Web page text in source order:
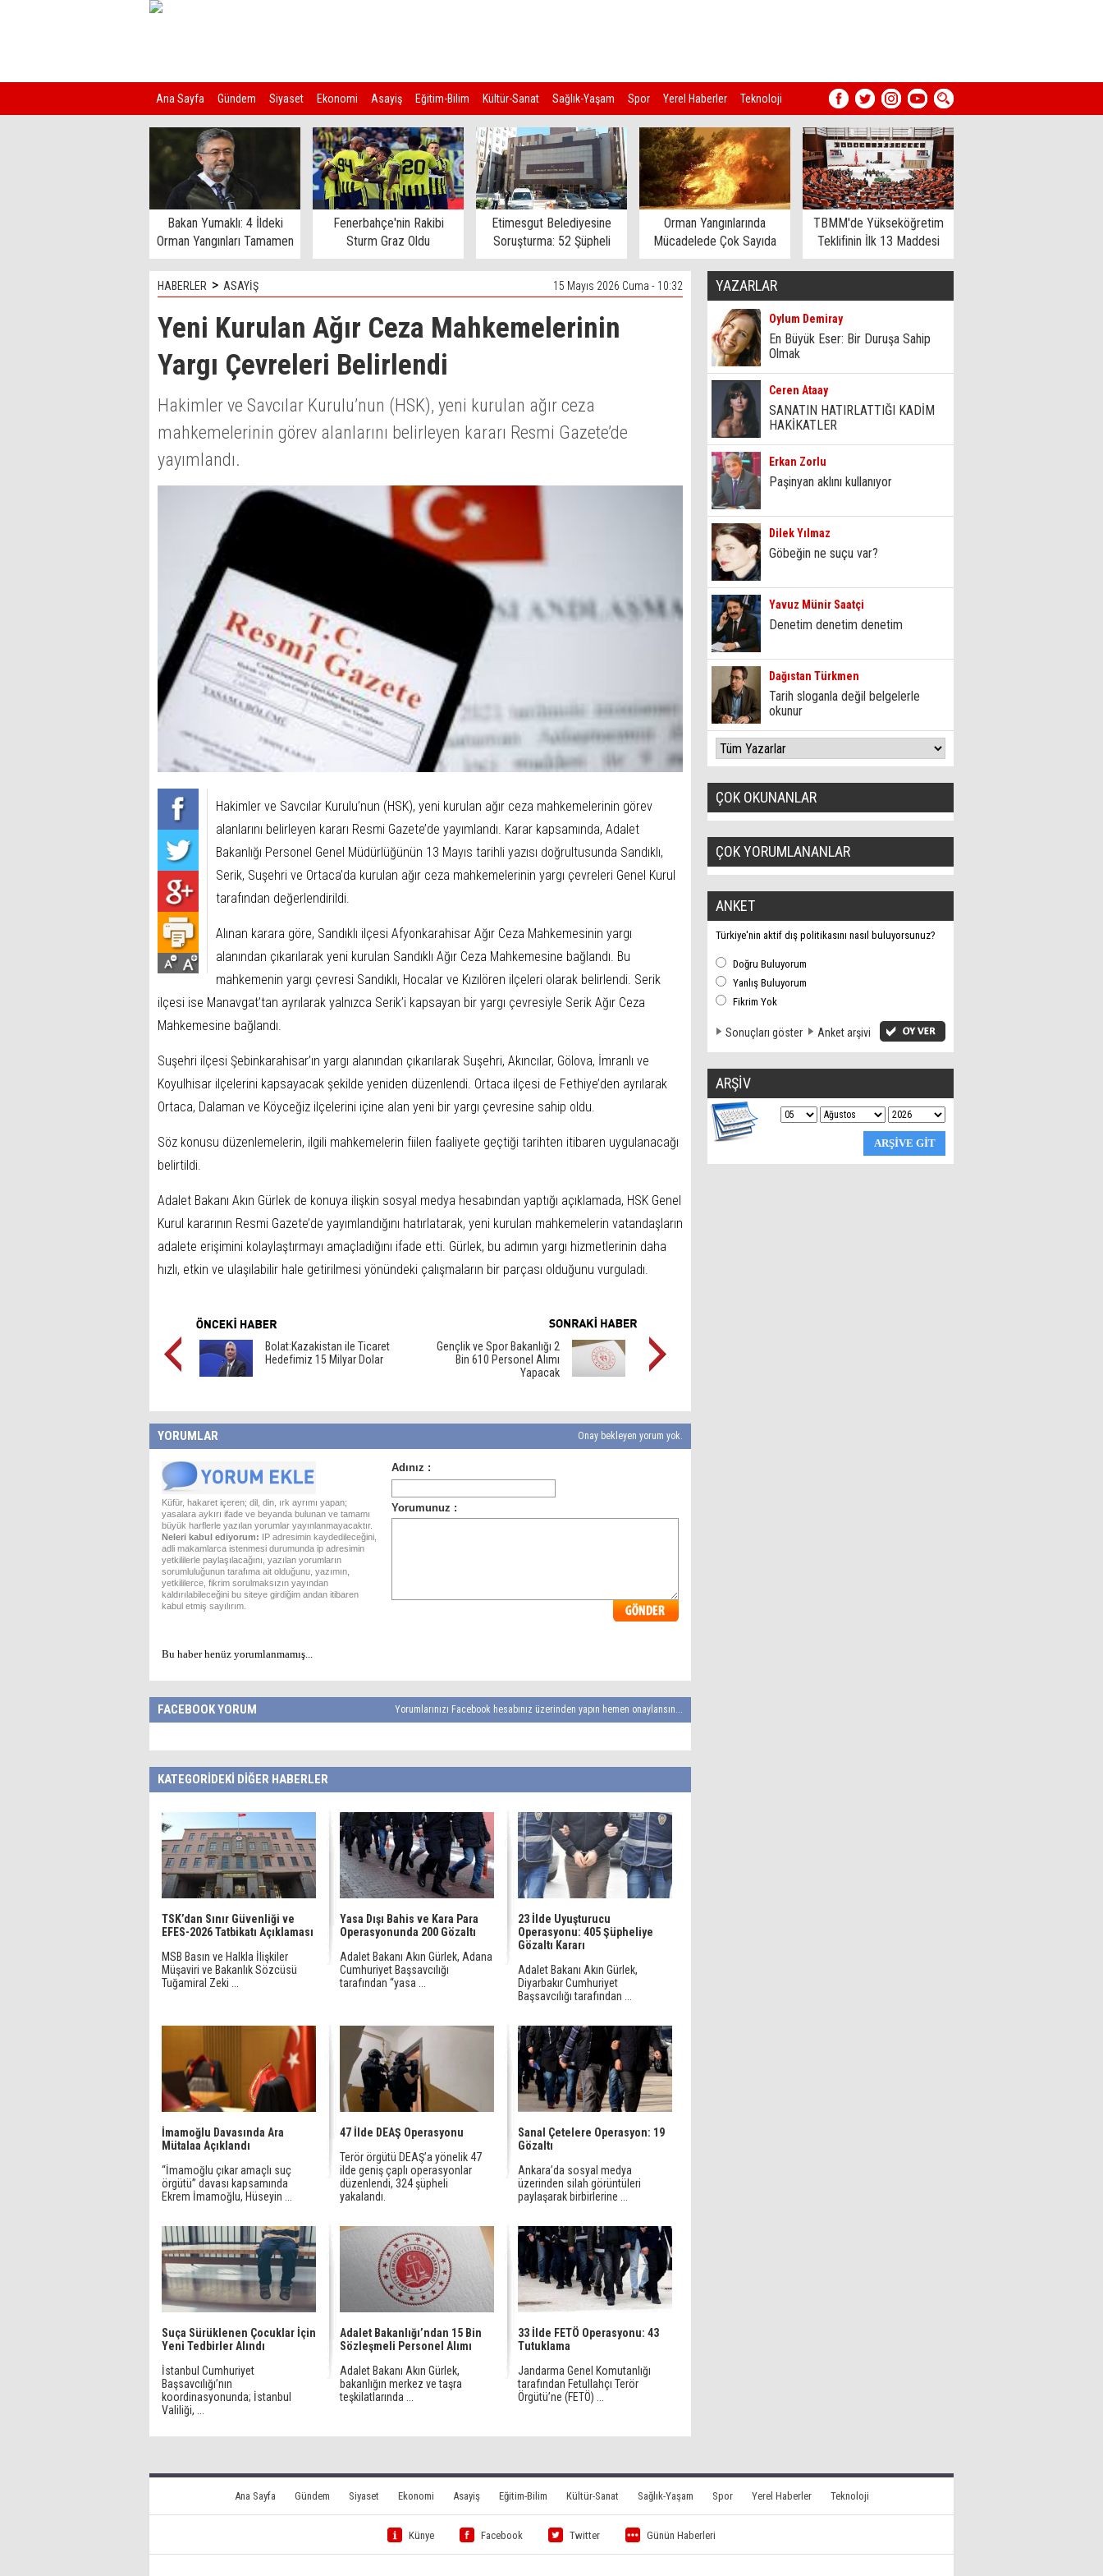
Ana Sayfa Gündem Siyaset Ekonomi Asayiş Eğitim-Bilim Kültür-Sanat Sağlık-Yaşam Spor Yerel Haberler Teknoloji
Kim Kimdir?
Bakan Yumaklı: 4 İldeki
Orman Yangınları Tamamen
Kontrol Altında
Fenerbahçe'nin Rakibi
Sturm Graz Oldu
Etimesgut Belediyesine
Soruşturma: 52 Şüpheli
Gözaltına Alındı
Orman Yangınlarında
Mücadelede Çok Sayıda
Ev Tahliye Edildi
TBMM'de Yükseköğretim
Teklifinin İlk 13 Maddesi
Kabul Edildi
HABERLER > ASAYİŞ 15 Mayıs 2026 Cuma - 10:32
Yeni Kurulan Ağır Ceza Mahkemelerinin
Yargı Çevreleri Belirlendi
Hakimler ve Savcılar Kurulu’nun (HSK), yeni kurulan ağır ceza
mahkemelerinin görev alanlarını belirleyen kararı Resmi Gazete’de
yayımlandı.
Hakimler ve Savcılar Kurulu’nun (HSK), yeni kurulan ağır ceza mahkemelerinin görev
alanlarını belirleyen kararı Resmi Gazete’de yayımlandı. Karar kapsamında, Adalet
Bakanlığı Personel Genel Müdürlüğünün 13 Mayıs tarihli yazısı doğrultusunda Sandıklı,
Serik, Suşehri ve Ortaca’da kurulan ağır ceza mahkemelerinin yargı çevreleri Genel Kurul
tarafından değerlendirildi.
Alınan karara göre, Sandıklı ilçesi Afyonkarahisar Ağır Ceza Mahkemesinin yargı
alanından çıkarılarak yeni kurulan Sandıklı Ağır Ceza Mahkemesine bağlandı. Bu
mahkemenin yargı çevresi Sandıklı, Hocalar ve Kızılören ilçeleri olarak belirlendi. Serik
ilçesi ise Manavgat’tan ayrılarak yalnızca Serik’i kapsayan bir yargı çevresiyle Serik Ağır Ceza
Mahkemesine bağlandı.
Suşehri ilçesi Şebinkarahisar’ın yargı alanından çıkarılarak Suşehri, Akıncılar, Gölova, İmranlı ve
Koyulhisar ilçelerini kapsayacak şekilde yeniden düzenlendi. Ortaca ilçesi de Fethiye’den ayrılarak
Ortaca, Dalaman ve Köyceğiz ilçelerini içine alan yeni bir yargı çevresine sahip oldu.
Söz konusu düzenlemelerin, ilgili mahkemelerin fiilen faaliyete geçtiği tarihten itibaren uygulanacağı
belirtildi.
Adalet Bakanı Akın Gürlek de konuya ilişkin sosyal medya hesabından yaptığı açıklamada, HSK Genel
Kurul kararının Resmi Gazete’de yayımlandığını hatırlatarak, yeni kurulan mahkemelerin vatandaşların
adalete erişimini kolaylaştırmayı amaçladığını ifade etti. Gürlek, bu adımın yargı hizmetlerinin daha
hızlı, etkin ve ulaşılabilir hale getirilmesi yönündeki çalışmaların bir parçası olduğunu vurguladı.
Bolat:Kazakistan ile Ticaret
Hedefimiz 15 Milyar Dolar
Gençlik ve Spor Bakanlığı 2
Bin 610 Personel Alımı
Yapacak
YORUMLAR Onay bekleyen yorum yok.
Küfür, hakaret içeren; dil, din, ırk ayrımı yapan;
yasalara aykırı ifade ve beyanda bulunan ve tamamı
büyük harflerle yazılan yorumlar yayınlanmayacaktır.
Neleri kabul ediyorum: IP adresimin kaydedileceğini,
adli makamlarca istenmesi durumunda ip adresimin
yetkililerle paylaşılacağını, yazılan yorumların
sorumluluğunun tarafıma ait olduğunu, yazımın,
yetkililerce, fikrim sorulmaksızın yayından
kaldırılabileceğini bu siteye girdiğim andan itibaren
kabul etmiş sayılırım.
Bu haber henüz yorumlanmamış...
FACEBOOK YORUM Yorumlarınızı Facebook hesabınız üzerinden yapın hemen onaylansın...
KATEGORİDEKİ DİĞER HABERLER
TSK’dan Sınır Güvenliği ve
EFES-2026 Tatbikatı Açıklaması
MSB Basın ve Halkla İlişkiler
Müşaviri ve Bakanlık Sözcüsü
Tuğamiral Zeki ...
Yasa Dışı Bahis ve Kara Para
Operasyonunda 200 Gözaltı
Adalet Bakanı Akın Gürlek, Adana
Cumhuriyet Başsavcılığı
tarafından “yasa ...
23 İlde Uyuşturucu
Operasyonu: 405 Şüpheliye
Gözaltı Kararı
Adalet Bakanı Akın Gürlek,
Diyarbakır Cumhuriyet
Başsavcılığı tarafından ...
İmamoğlu Davasında Ara
Mütalaa Açıklandı
“İmamoğlu çıkar amaçlı suç
örgütü” davası kapsamında
Ekrem İmamoğlu, Hüseyin ...
47 İlde DEAŞ Operasyonu
Terör örgütü DEAŞ’a yönelik 47
ilde geniş çaplı operasyonlar
düzenlendi, 324 şüpheli
yakalandı.
Sanal Çetelere Operasyon: 19
Gözaltı
Ankara’da sosyal medya
üzerinden silah görüntüleri
paylaşarak birbirlerine ...
Suça Sürüklenen Çocuklar İçin
Yeni Tedbirler Alındı
İstanbul Cumhuriyet
Başsavcılığı’nın
koordinasyonunda; İstanbul
Valiliği, ...
Adalet Bakanlığı’ndan 15 Bin
Sözleşmeli Personel Alımı
Adalet Bakanı Akın Gürlek,
bakanlığın merkez ve taşra
teşkilatlarında ...
33 İlde FETÖ Operasyonu: 43
Tutuklama
Jandarma Genel Komutanlığı
tarafından Fetullahçı Terör
Örgütü’ne (FETÖ) ...
YAZARLAR
Oylum Demiray
En Büyük Eser: Bir Duruşa Sahip
Olmak
Ceren Ataay
SANATIN HATIRLATTIĞI KADİM
HAKİKATLER
Erkan Zorlu
Paşinyan aklını kullanıyor
Dilek Yılmaz
Göbeğin ne suçu var?
Yavuz Münir Saatçi
Denetim denetim denetim
Dağıstan Türkmen
Tarih sloganla değil belgelerle
okunur
ÇOK OKUNANLAR
ÇOK YORUMLANANLAR
ANKET
Türkiye'nin aktif dış politikasını nasıl buluyorsunuz?
Doğru Buluyorum
Yanlış Buluyorum
Fikrim Yok
Sonuçları göster Anket arşivi
ARŞİV
Ana Sayfa Gündem Siyaset Ekonomi Asayiş Eğitim-Bilim Kültür-Sanat Sağlık-Yaşam Spor Yerel Haberler Teknoloji
Künye Facebook Twitter Günün Haberleri